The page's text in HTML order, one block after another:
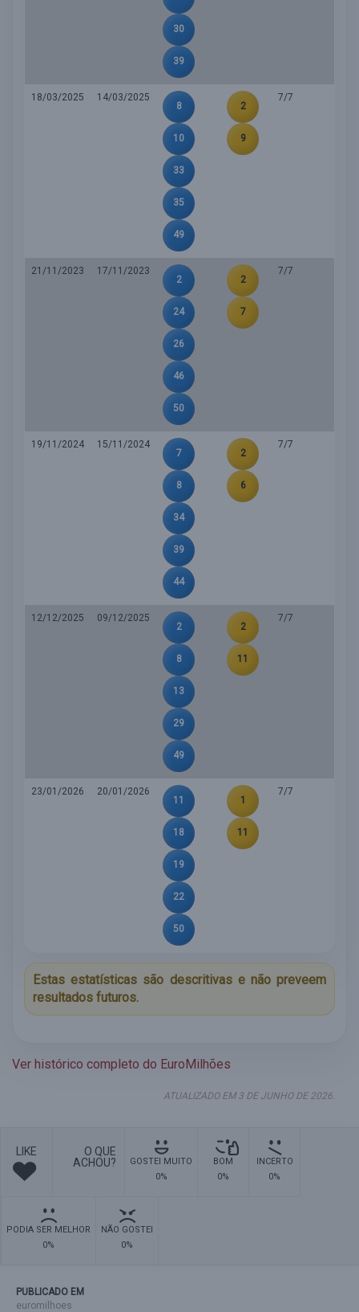
30
39
18/03/2025
14/03/2025
8
10
33
35
49
2
9
7/7
21/11/2023
17/11/2023
2
24
26
46
50
2
7
7/7
19/11/2024
15/11/2024
7
8
34
39
44
2
6
7/7
12/12/2025
09/12/2025
2
8
13
29
49
2
11
7/7
23/01/2026
20/01/2026
11
18
19
22
50
1
11
7/7
Estas estatísticas são descritivas e não preveem
resultados futuros.
Ver histórico completo do EuroMilhões
ATUALIZADO EM 3 DE JUNHO DE 2026.
LIKE
O QUE
ACHOU?
GOSTEI MUITO
0%
BOM
0%
INCERTO
0%
PODIA SER MELHOR
0%
NÃO GOSTEI
0%
PUBLICADO EM
euromilhoes